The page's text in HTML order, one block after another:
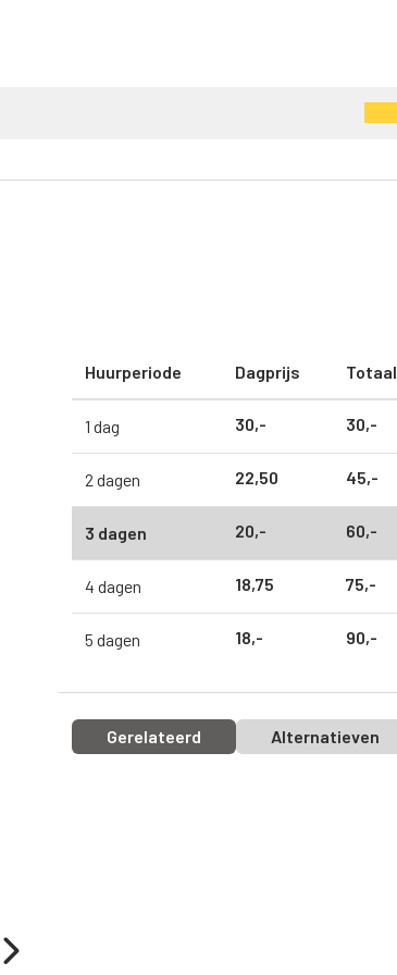
Huurperiode Dagprijs Totaal
1 dag 30,- 30,-
2 dagen 22,50 45,-
3 dagen 20,- 60,-
4 dagen 18,75 75,-
5 dagen 18,- 90,-
Gerelateerd Alternatieven